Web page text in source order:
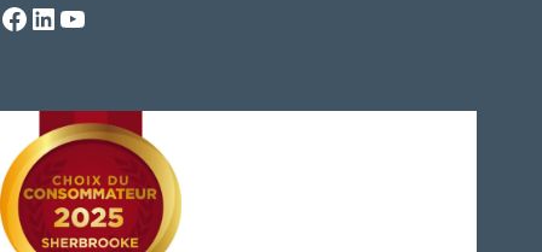
Facebook
LinkedIn
YouTube